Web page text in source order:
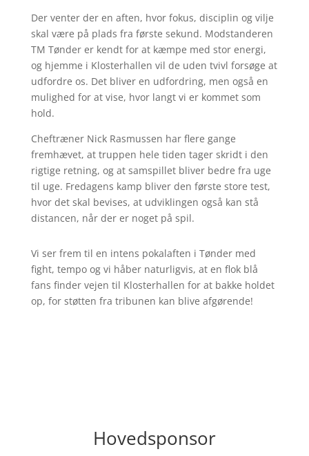
Der venter der en aften, hvor fokus, disciplin og vilje
skal være på plads fra første sekund. Modstanderen
TM Tønder er kendt for at kæmpe med stor energi,
og hjemme i Klosterhallen vil de uden tvivl forsøge at
udfordre os. Det bliver en udfordring, men også en
mulighed for at vise, hvor langt vi er kommet som
hold.
Cheftræner Nick Rasmussen har flere gange
fremhævet, at truppen hele tiden tager skridt i den
rigtige retning, og at samspillet bliver bedre fra uge
til uge. Fredagens kamp bliver den første store test,
hvor det skal bevises, at udviklingen også kan stå
distancen, når der er noget på spil.
Vi ser frem til en intens pokalaften i Tønder med
fight, tempo og vi håber naturligvis, at en flok blå
fans finder vejen til Klosterhallen for at bakke holdet
op, for støtten fra tribunen kan blive afgørende!
Hovedsponsor